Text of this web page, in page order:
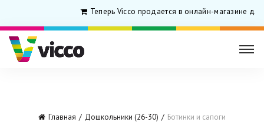
Теперь Vicco продается в онлайн-магазине для
Главная Дошкольники (26-30) Ботинки и сапоги